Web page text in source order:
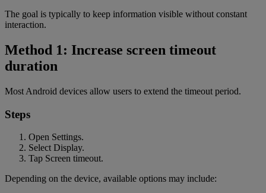
The goal is typically to keep information visible without constant
interaction.
Method 1: Increase screen timeout
duration
Most Android devices allow users to extend the timeout period.
Steps
Open Settings.
Select Display.
Tap Screen timeout.
Depending on the device, available options may include: